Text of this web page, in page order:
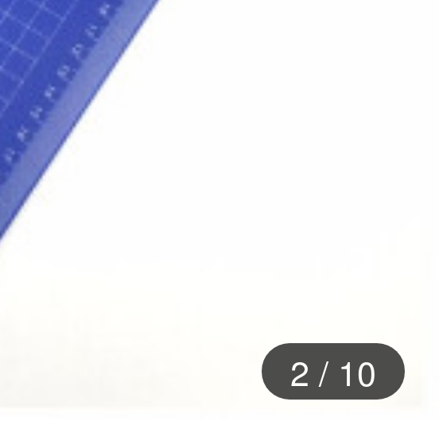
2 / 10